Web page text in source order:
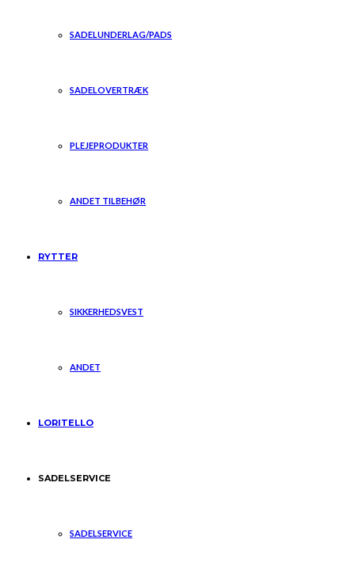
SADELUNDERLAG/PADS
SADELOVERTRÆK
PLEJEPRODUKTER
ANDET TILBEHØR
RYTTER
SIKKERHEDSVEST
ANDET
LORITELLO
SADELSERVICE
SADELSERVICE